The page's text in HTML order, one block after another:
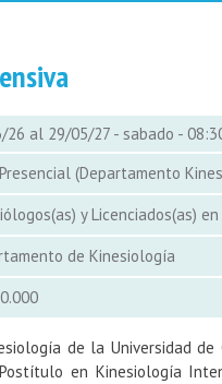
26 al 29/05/27 - sabado -
(Departamento
y Licenciados(as)
de Kinesiología
de la Universidad
en Kinesiología